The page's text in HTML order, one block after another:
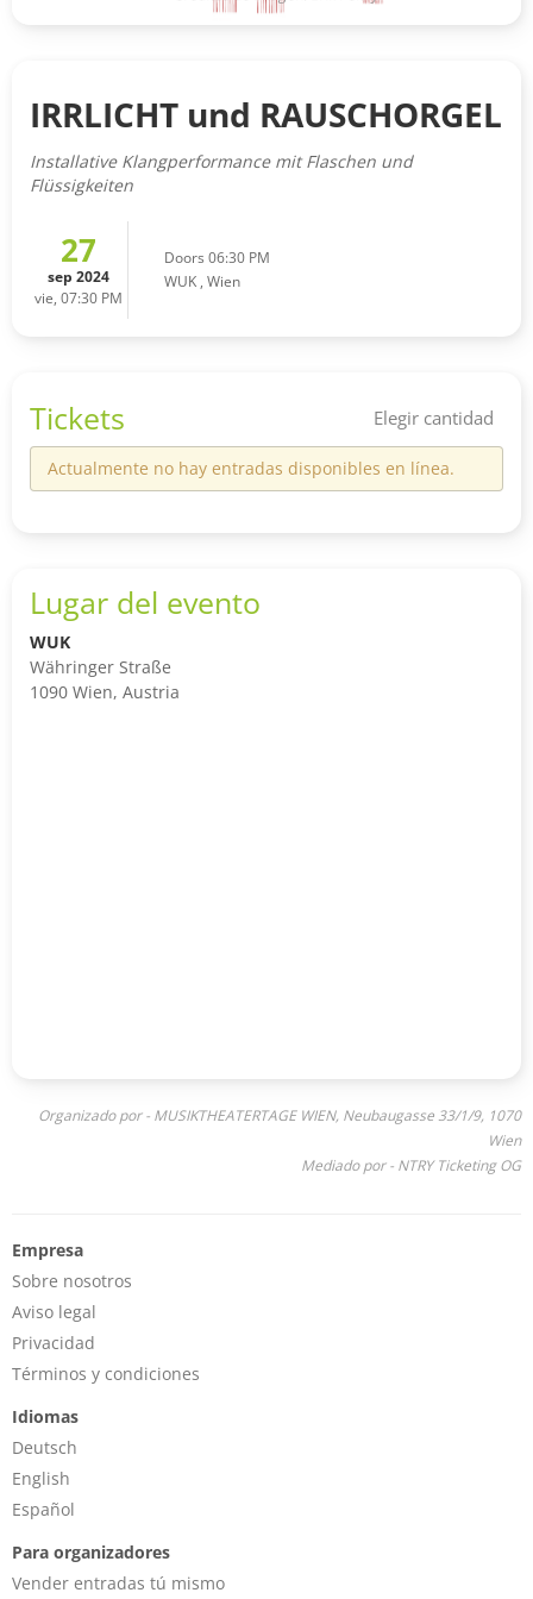
IRRLICHT und RAUSCHORGEL
Installative Klangperformance mit Flaschen und
Flüssigkeiten
27
sep 2024
vie, 07:30 PM
Doors 06:30 PM
WUK , Wien
Tickets Elegir cantidad
Actualmente no hay entradas disponibles en línea.
Lugar del evento
WUK
Währinger Straße
1090 Wien, Austria
Organizado por - MUSIKTHEATERTAGE WIEN, Neubaugasse 33/1/9, 1070
Wien
Mediado por - NTRY Ticketing OG
Empresa
Sobre nosotros
Aviso legal
Privacidad
Términos y condiciones
Idiomas
Deutsch
English
Español
Para organizadores
Vender entradas tú mismo